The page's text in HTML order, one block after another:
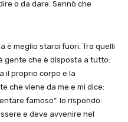
o da dare. Sennò che
è meglio starci fuori. Tra quelli
gente che è disposta a tutto:
il proprio corpo e la
che viene da me e mi dice:
famoso”. Io rispondo:
e deve avvenire nel